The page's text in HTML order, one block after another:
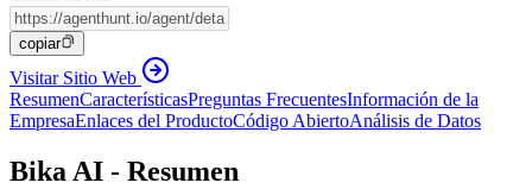
copiar
Visitar Sitio Web
ResumenCaracterísticasPreguntas FrecuentesInformación de la
EmpresaEnlaces del ProductoCódigo AbiertoAnálisis de Datos
Bika AI - Resumen